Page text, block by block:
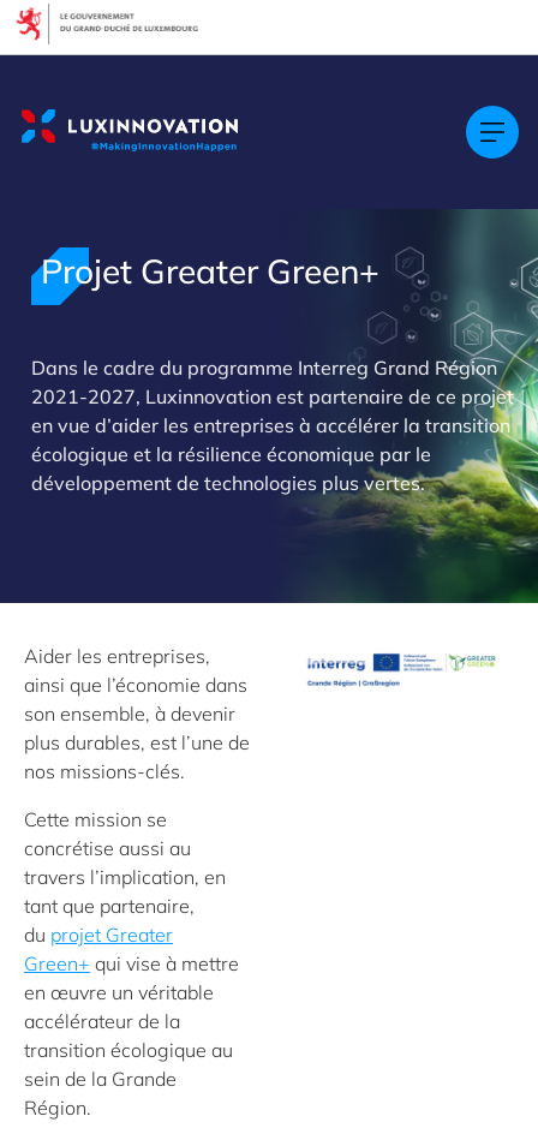
Projet Greater Green+
Dans le cadre du programme Interreg Grand Région
2021-2027, Luxinnovation est partenaire de ce projet
en vue d’aider les entreprises à accélérer la transition
écologique et la résilience économique par le
développement de technologies plus vertes.
Aider les entreprises,
ainsi que l’économie dans
son ensemble, à devenir
plus durables, est l’une de
nos missions-clés.
Cette mission se
concrétise aussi au
travers l’implication, en
tant que partenaire,
du projet Greater
Green+ qui vise à mettre
en œuvre un véritable
accélérateur de la
transition écologique au
sein de la Grande
Région.
Cookies management panel